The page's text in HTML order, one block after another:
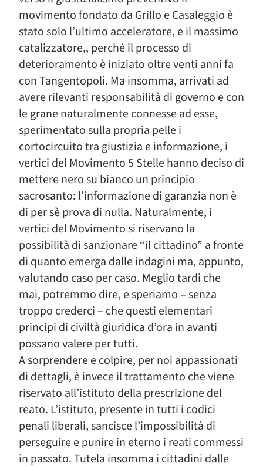
movimento fondato da Grillo e Casaleggio è
stato solo l’ultimo acceleratore, e il massimo
catalizzatore,, perché il processo di
deterioramento è iniziato oltre venti anni fa
con Tangentopoli. Ma insomma, arrivati ad
avere rilevanti responsabilità di governo e con
le grane naturalmente connesse ad esse,
sperimentato sulla propria pelle i
cortocircuito tra giustizia e informazione, i
vertici del Movimento 5 Stelle hanno deciso di
mettere nero su bianco un principio
sacrosanto: l’informazione di garanzia non è
di per sè prova di nulla. Naturalmente, i
vertici del Movimento si riservano la
possibilità di sanzionare “il cittadino” a fronte
di quanto emerga dalle indagini ma, appunto,
valutando caso per caso. Meglio tardi che
mai, potremmo dire, e speriamo – senza
troppo crederci – che questi elementari
principi di civiltà giuridica d’ora in avanti
possano valere per tutti.
A sorprendere e colpire, per noi appassionati
di dettagli, è invece il trattamento che viene
riservato all’istituto della prescrizione del
reato. L’istituto, presente in tutti i codici
penali liberali, sancisce l’impossibilità di
perseguire e punire in eterno i reati commessi
in passato. Tutela insomma i cittadini dalle